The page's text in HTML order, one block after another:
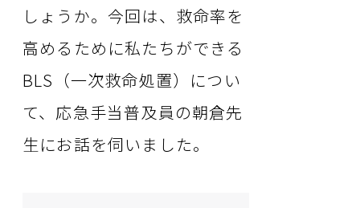
しょうか。今回は、救命率を
高めるために私たちができる
BLS（一次救命処置）につい
て、応急手当普及員の朝倉先
生にお話を伺いました。